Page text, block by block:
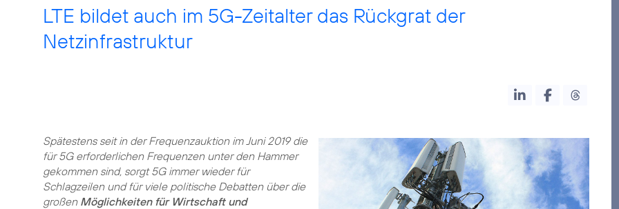
LTE bildet auch im 5G-Zeitalter das Rückgrat der
Netzinfrastruktur
Spätestens seit in der Frequenzauktion im Juni 2019 die
für 5G erforderlichen Frequenzen unter den Hammer
gekommen sind, sorgt5Gimmer wieder für
Schlagzeilen und für viele politische Debatten über die
großen Möglichkeiten für Wirtschaft und